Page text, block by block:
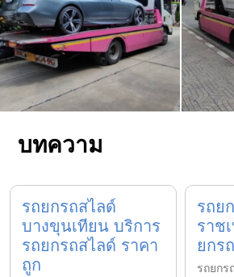
บทความ
รถยกรถสไลด์
บางขุนเทียน บริการ
รถยกรถสไลด์ ราคา
ถูก
รถย
ราช
ยกร
รถยกร